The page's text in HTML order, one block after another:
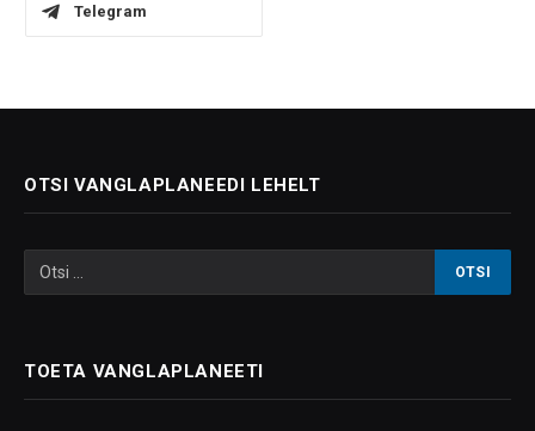
Telegram
OTSI VANGLAPLANEEDI LEHELT
TOETA VANGLAPLANEETI